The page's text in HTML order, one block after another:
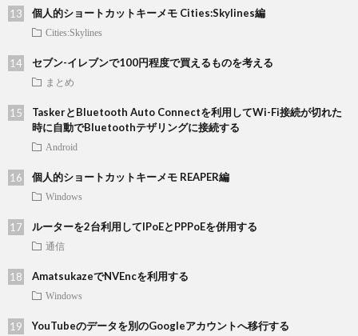
個人的ショートカットキーメモ Cities:Skylines編
Cities:Skylines
セブン-イレブンで100円程度で買えるものを考える
まとめ
TaskerとBluetooth Auto Connectを利用してWi-Fi接続が切れた
時に自動でBluetoothテザリングに接続する
Android
個人的ショートカットキーメモ REAPER編
Windows
ルーターを2台利用してIPoEとPPPoEを併用する
通信
AmatsukazeでNVEncを利用する
Windows
YouTubeのデータを別のGoogleアカウントへ移行する